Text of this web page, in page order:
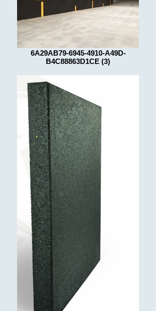
6A29AB79-6945-4910-A49D-
B4C88863D1CE (3)